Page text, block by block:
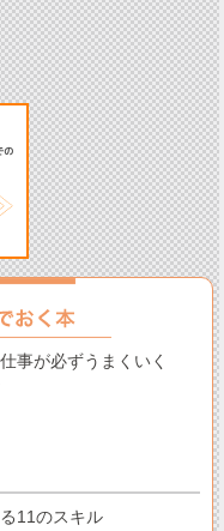
事が必ずうまくいく
11のスキル